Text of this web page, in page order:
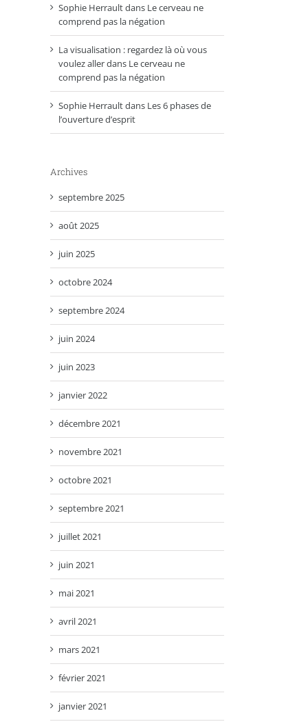
Sophie Herraultdans Le cerveau ne
comprend pas la négation
La visualisation : regardez là où vous
voulez allerdans Le cerveau ne
comprend pas la négation
Sophie Herraultdans Les 6 phases de
l’ouverture d’esprit
Archives
septembre 2025
août 2025
juin 2025
octobre 2024
septembre 2024
juin 2024
juin 2023
janvier 2022
décembre 2021
novembre 2021
octobre 2021
septembre 2021
juillet 2021
juin 2021
mai 2021
avril 2021
mars 2021
février 2021
janvier 2021